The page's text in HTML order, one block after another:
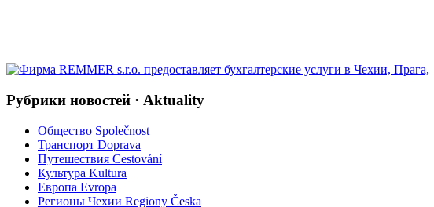
Рубрики новостей · Aktuality
Общество Společnost
Транспорт Doprava
Путешествия Cestování
Культура Kultura
Европа Evropa
Регионы Чехии Regiony Česka